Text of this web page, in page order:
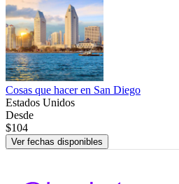
Cosas que hacer en San Diego
Estados Unidos
Desde
$104
Ver fechas disponibles